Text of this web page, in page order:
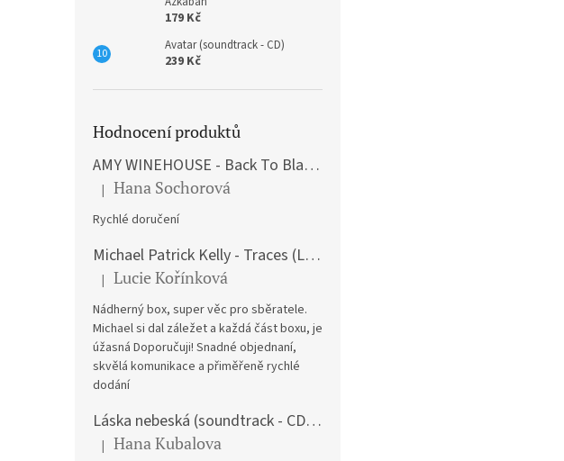
179 Kč
Avatar (soundtrack - CD)
239 Kč
Hodnocení produktů
AMY WINEHOUSE - Back To Black (LP)
Hodnocení produktu je 5 z 5 hvězdiček.
| Hana Sochorová
Rychlé doručení
Michael Patrick Kelly - Traces (Limited Edition) (Premium Box-Set) (LP)
Hodnocení produktu je 5 z 5 hvězdiček.
| Lucie Kořínková
Nádherný box, super věc pro sběratele.
Michael si dal záležet a každá část boxu, je
úžasná Doporučuji! Snadné objednaní,
skvělá komunikace a přiměřeně rychlé
dodání
Láska nebeská (soundtrack - CD) Love Actually
Hodnocení produktu je 5 z 5 hvězdiček.
| Hana Kubalova